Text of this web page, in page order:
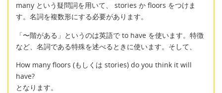
many という疑問詞を用いて、 stories か floors をつけま
す。名詞を複数形にする必要があります。
「〜階がある」というのは英語で to have を使います。特徴
など、名詞である特殊を述べるときに使います。そして、
How many floors (もしくは stories) do you think it will
have?
となります。